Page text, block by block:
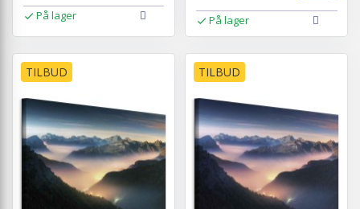
På lager På lager
TILBUD TILBUD